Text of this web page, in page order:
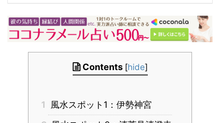
Contents [hide]
1
風水スポット1：伊勢神宮